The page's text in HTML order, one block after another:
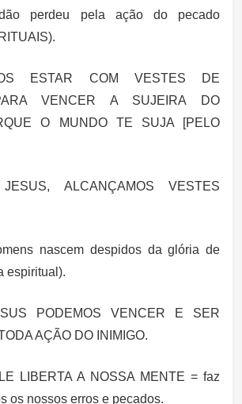
perdeu pela ação do pecado
ESTAR COM VESTES DE
VENCER A SUJEIRA DO
O MUNDO TE SUJA [PELO
ALCANÇAMOS VESTES
nascem despidos da glória de
espiritual).
PODEMOS VENCER E SER
AÇÃO DO INIMIGO.
LIBERTA A NOSSA MENTE = faz
os nossos erros e pecados.